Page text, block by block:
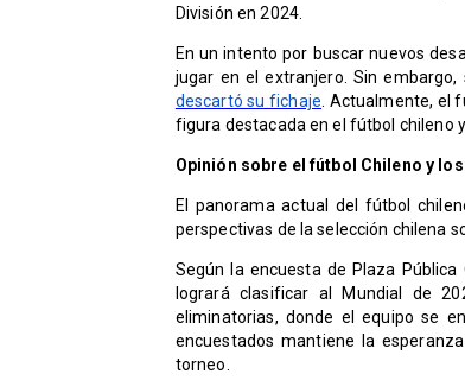
División en 2024.
En un intento por buscar nuevos
jugar en el extranjero. Sin
descartó su fichaje . Actualmente, el
figura destacada en el fútbol chileno
Opinión sobre el fútbol Chileno y
El panorama actual del fútbol
perspectivas de la selección chilena
Según la encuesta de Plaza
logrará clasificar al Mundial de
eliminatorias, donde el equipo se
encuestados mantiene la
torneo.